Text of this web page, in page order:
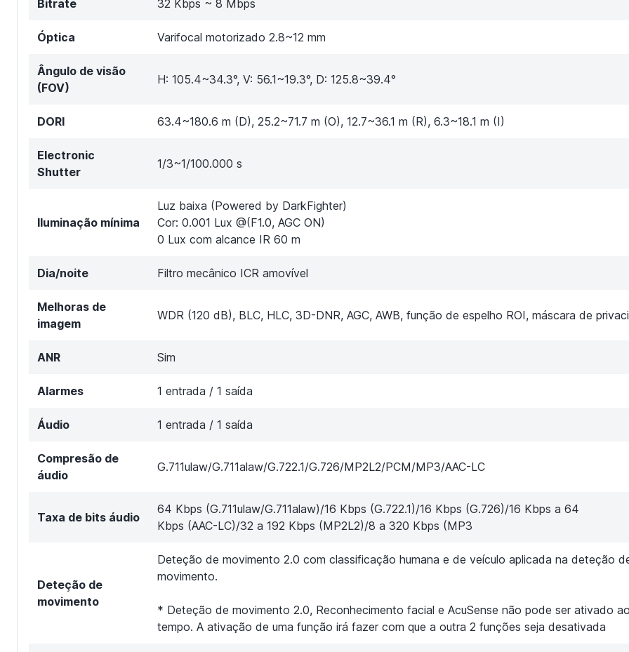
Bitrate 32 Kbps ~ 8 Mbps
Óptica Varifocal motorizado 2.8~12 mm
Ângulo de visão
(FOV)
H: 105.4~34.3°, V: 56.1~19.3°, D: 125.8~39.4°
DORI 63.4~180.6 m (D), 25.2~71.7 m (O), 12.7~36.1 m (R), 6.3~18.1 m (I)
Electronic
Shutter
1/3~1/100.000 s
Iluminação mínima
Luz baixa (Powered by DarkFighter)
Cor: 0.001 Lux @(F1.0, AGC ON)
0 Lux com alcance IR 60 m
Dia/noite Filtro mecânico ICR amovível
Melhoras de
imagem
WDR (120 dB), BLC, HLC, 3D-DNR, AGC, AWB, função de espelho ROI, máscara de
ANR Sim
Alarmes 1 entrada / 1 saída
Áudio 1 entrada / 1 saída
Compresão de
áudio
G.711ulaw/G.711alaw/G.722.1/G.726/MP2L2/PCM/MP3/AAC-LC
Taxa de bits áudio
64 Kbps (G.711ulaw/G.711alaw)/16 Kbps (G.722.1)/16 Kbps (G.726)/16 Kbps a 64
Kbps (AAC-LC)/32 a 192 Kbps (MP2L2)/8 a 320 Kbps (MP3
Deteção de
movimento
Deteção de movimento 2.0 com classificação humana e de veículo aplicada na deteção
movimento.
* Deteção de movimento 2.0, Reconhecimento facial e AcuSense não pode ser ativado
tempo. A ativação de uma função irá fazer com que a outra 2 funções seja desativada